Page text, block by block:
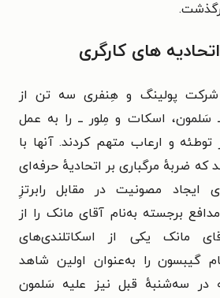
اتحادیه های کارگری
شرکت پولینگ و هِنفری سه تن از
سَلمون، اسکات و مِلور ــ را به عمل
و ارعاب متهم کردند. آنها با
که ضربهٔ مرگباری بر اتحادیهٔ حرفه‌ای
ایجاد مصونیت در مقابل رابرتزِ
برجسته به‌نام آقای مانک را از
مانک یکی از اسکاتلندی‌های
گیبسون را به‌عنوان اولین شاهد
در سه‌شنبهٔ قبل نیز علیه سَلمون